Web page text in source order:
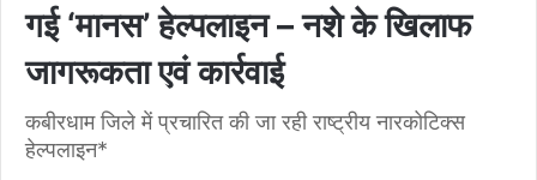
गई ‘मानस’ हेल्पलाइन – नशे के खिलाफ
जागरूकता एवं कार्रवाई
कबीरधाम जिले में प्रचारित की जा रही राष्ट्रीय नारकोटिक्स
हेल्पलाइन*